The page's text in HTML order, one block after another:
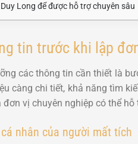
Long để được hỗ trợ chuyên sâu
tin trước khi lập
các thông tin cần thiết là
càng chi tiết, khả năng tìm
vị chuyên nghiệp có thể
nhân của người mất tích